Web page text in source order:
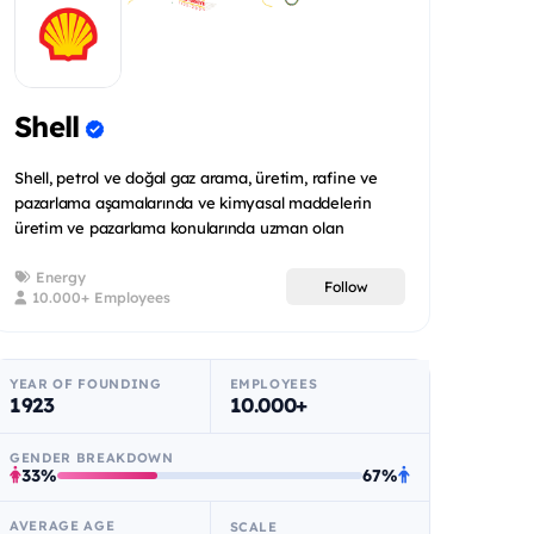
Shell
Shell, petrol ve doğal gaz arama, üretim, rafine ve
pazarlama aşamalarında ve kimyasal maddelerin
üretim ve pazarlama konularında uzman olan
Energy
10.000+ Employees
Follow
YEAR OF FOUNDING
1923
EMPLOYEES
10.000+
GENDER BREAKDOWN
33% 67%
AVERAGE AGE SCALE